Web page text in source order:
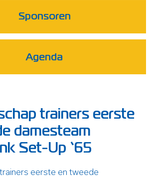
Sponsoren
Agenda
trainers eerste
damesteam
Set-Up ‘65
eerste en tweede